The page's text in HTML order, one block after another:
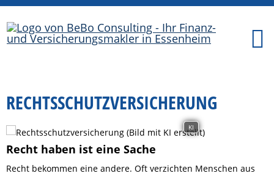
RECHTSSCHUTZVERSICHERUNG
KI
Recht haben ist eine Sache
Recht bekommen eine andere. Oft verzichten Menschen aus